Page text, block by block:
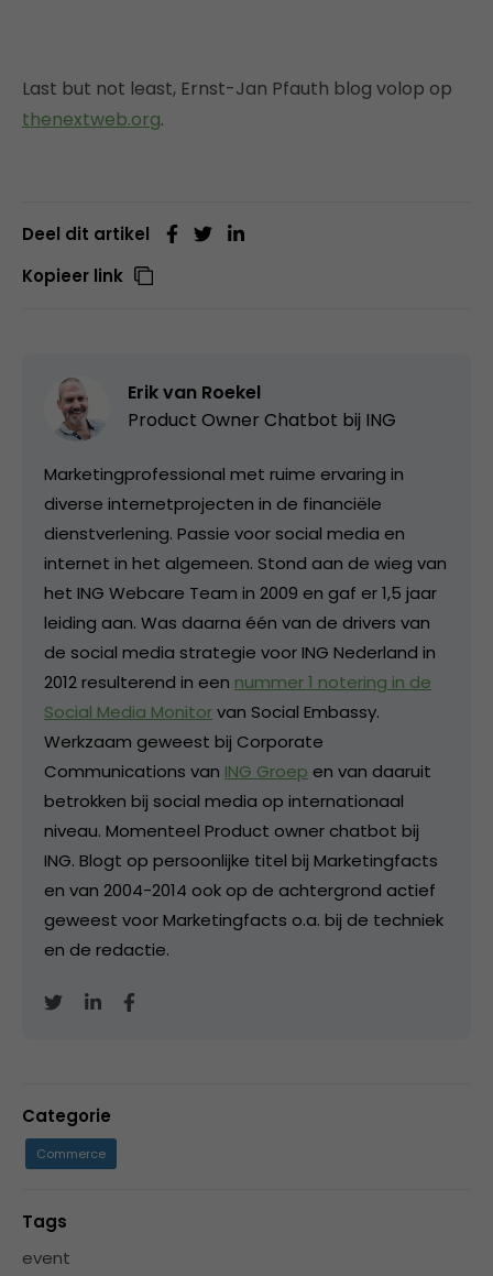
Last but not least, Ernst-Jan Pfauth blog volop op
thenextweb.org.
Deel dit artikel
Kopieer link
Erik van Roekel
Product Owner Chatbot bij ING
Marketingprofessional met ruime ervaring in
diverse internetprojecten in de financiële
dienstverlening. Passie voor social media en
internet in het algemeen. Stond aan de wieg van
het ING Webcare Team in 2009 en gaf er 1,5 jaar
leiding aan. Was daarna één van de drivers van
de social media strategie voor ING Nederland in
2012 resulterend in een nummer 1 notering in de
Social Media Monitorvan Social Embassy.
Werkzaam geweest bij Corporate
Communications van ING Groep en van daaruit
betrokken bij social media op internationaal
niveau. Momenteel Product owner chatbot bij
ING. Blogt op persoonlijke titel bij Marketingfacts
en van 2004-2014 ook op de achtergrond actief
geweest voor Marketingfacts o.a. bij de techniek
en de redactie.
Categorie
Commerce
Tags
event